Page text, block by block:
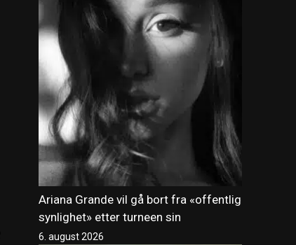
Ariana Grande vil gå bort fra «offentlig
synlighet» etter turneen sin
6. august 2026